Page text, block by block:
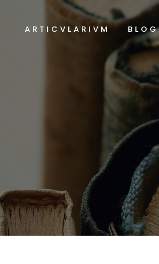
ARTICVLARIVM BLOG